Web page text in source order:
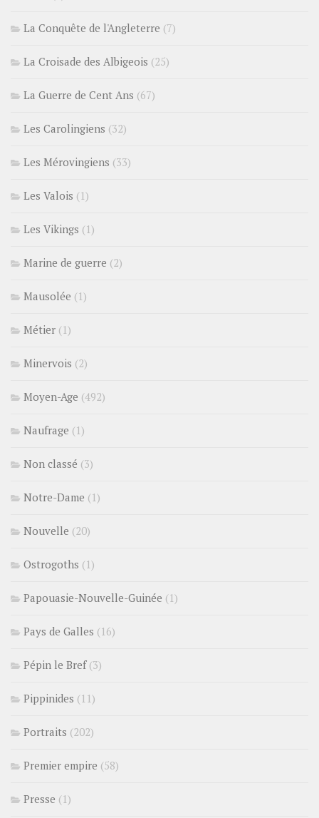
La Conquête de l'Angleterre (7)
La Croisade des Albigeois (25)
La Guerre de Cent Ans (67)
Les Carolingiens (32)
Les Mérovingiens (33)
Les Valois (1)
Les Vikings (1)
Marine de guerre (2)
Mausolée (1)
Métier (1)
Minervois (2)
Moyen-Age (492)
Naufrage (1)
Non classé (3)
Notre-Dame (1)
Nouvelle (20)
Ostrogoths (1)
Papouasie-Nouvelle-Guinée (1)
Pays de Galles (16)
Pépin le Bref(3)
Pippinides (11)
Portraits (202)
Premier empire (58)
Presse (1)